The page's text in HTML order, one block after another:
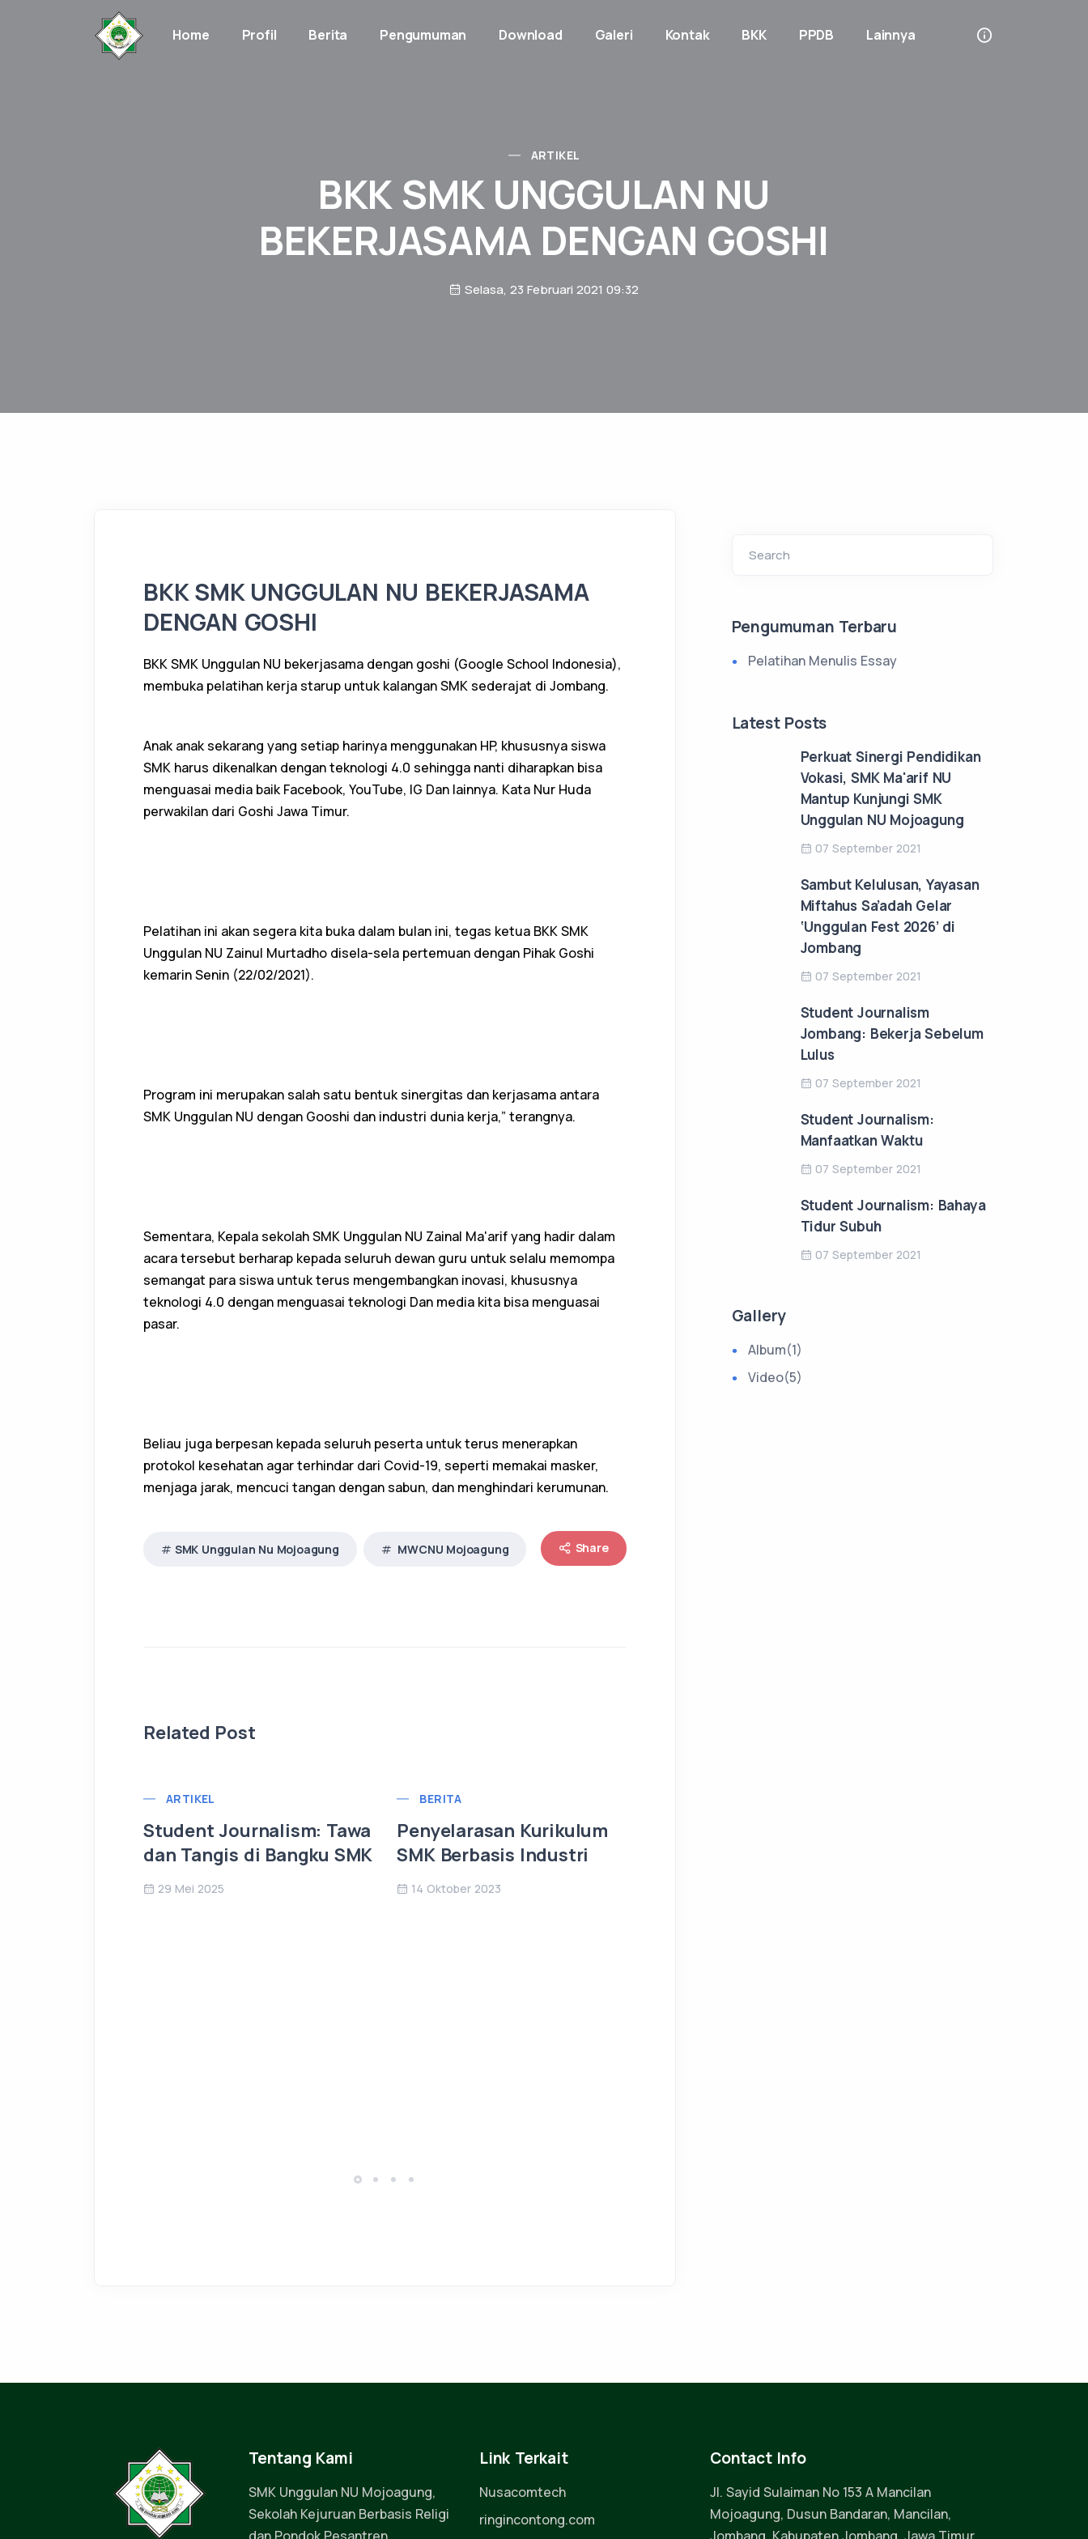
Home Profil Berita Pengumuman Download Galeri Kontak BKK PPDB Lainnya
ARTIKEL
BKK SMK UNGGULAN NU
BEKERJASAMA DENGAN GOSHI
Selasa, 23 Februari 2021 09:32
BKK SMK UNGGULAN NU BEKERJASAMA
DENGAN GOSHI
BKK SMK Unggulan NU bekerjasama dengan goshi (Google School Indonesia),
membuka pelatihan kerja starup untuk kalangan SMK sederajat di Jombang.
Anak anak sekarang yang setiap harinya menggunakan HP, khususnya siswa
SMK harus dikenalkan dengan teknologi 4.0 sehingga nanti diharapkan bisa
menguasai media baik Facebook, YouTube, IG Dan lainnya. Kata Nur Huda
perwakilan dari Goshi Jawa Timur.
Pelatihan ini akan segera kita buka dalam bulan ini, tegas ketua BKK SMK
Unggulan NU Zainul Murtadho disela-sela pertemuan dengan Pihak Goshi
kemarin Senin (22/02/2021).
Program ini merupakan salah satu bentuk sinergitas dan kerjasama antara
SMK Unggulan NU dengan Gooshi dan industri dunia kerja,” terangnya.
Sementara, Kepala sekolah SMK Unggulan NU Zainal Ma'arif yang hadir dalam
acara tersebut berharap kepada seluruh dewan guru untuk selalu memompa
semangat para siswa untuk terus mengembangkan inovasi, khususnya
teknologi 4.0 dengan menguasai teknologi Dan media kita bisa menguasai
pasar.
Beliau juga berpesan kepada seluruh peserta untuk terus menerapkan
protokol kesehatan agar terhindar dari Covid-19, seperti memakai masker,
menjaga jarak, mencuci tangan dengan sabun, dan menghindari kerumunan.
SMK Unggulan Nu Mojoagung MWCNU Mojoagung Share
Related Post
ARTIKEL
Student Journalism: Tawa
dan Tangis di Bangku SMK
29 Mei 2025
BERITA
Penyelarasan Kurikulum
SMK Berbasis Industri
14 Oktober 2023
Search
Pengumuman Terbaru
Pelatihan Menulis Essay
Latest Posts
Perkuat Sinergi Pendidikan
Vokasi, SMK Ma'arif NU
Mantup Kunjungi SMK
Unggulan NU Mojoagung
07 September 2021
Sambut Kelulusan, Yayasan
Miftahus Sa’adah Gelar
‘Unggulan Fest 2026’ di
Jombang
07 September 2021
Student Journalism
Jombang: Bekerja Sebelum
Lulus
07 September 2021
Student Journalism:
Manfaatkan Waktu
07 September 2021
Student Journalism: Bahaya
Tidur Subuh
07 September 2021
Gallery
Album(1)
Video(5)
Tentang Kami
SMK Unggulan NU Mojoagung,
Sekolah Kejuruan Berbasis Religi
Link Terkait
Nusacomtech
ringincontong.com
Contact Info
Jl. Sayid Sulaiman No 153 A Mancilan
Mojoagung, Dusun Bandaran, Mancilan,